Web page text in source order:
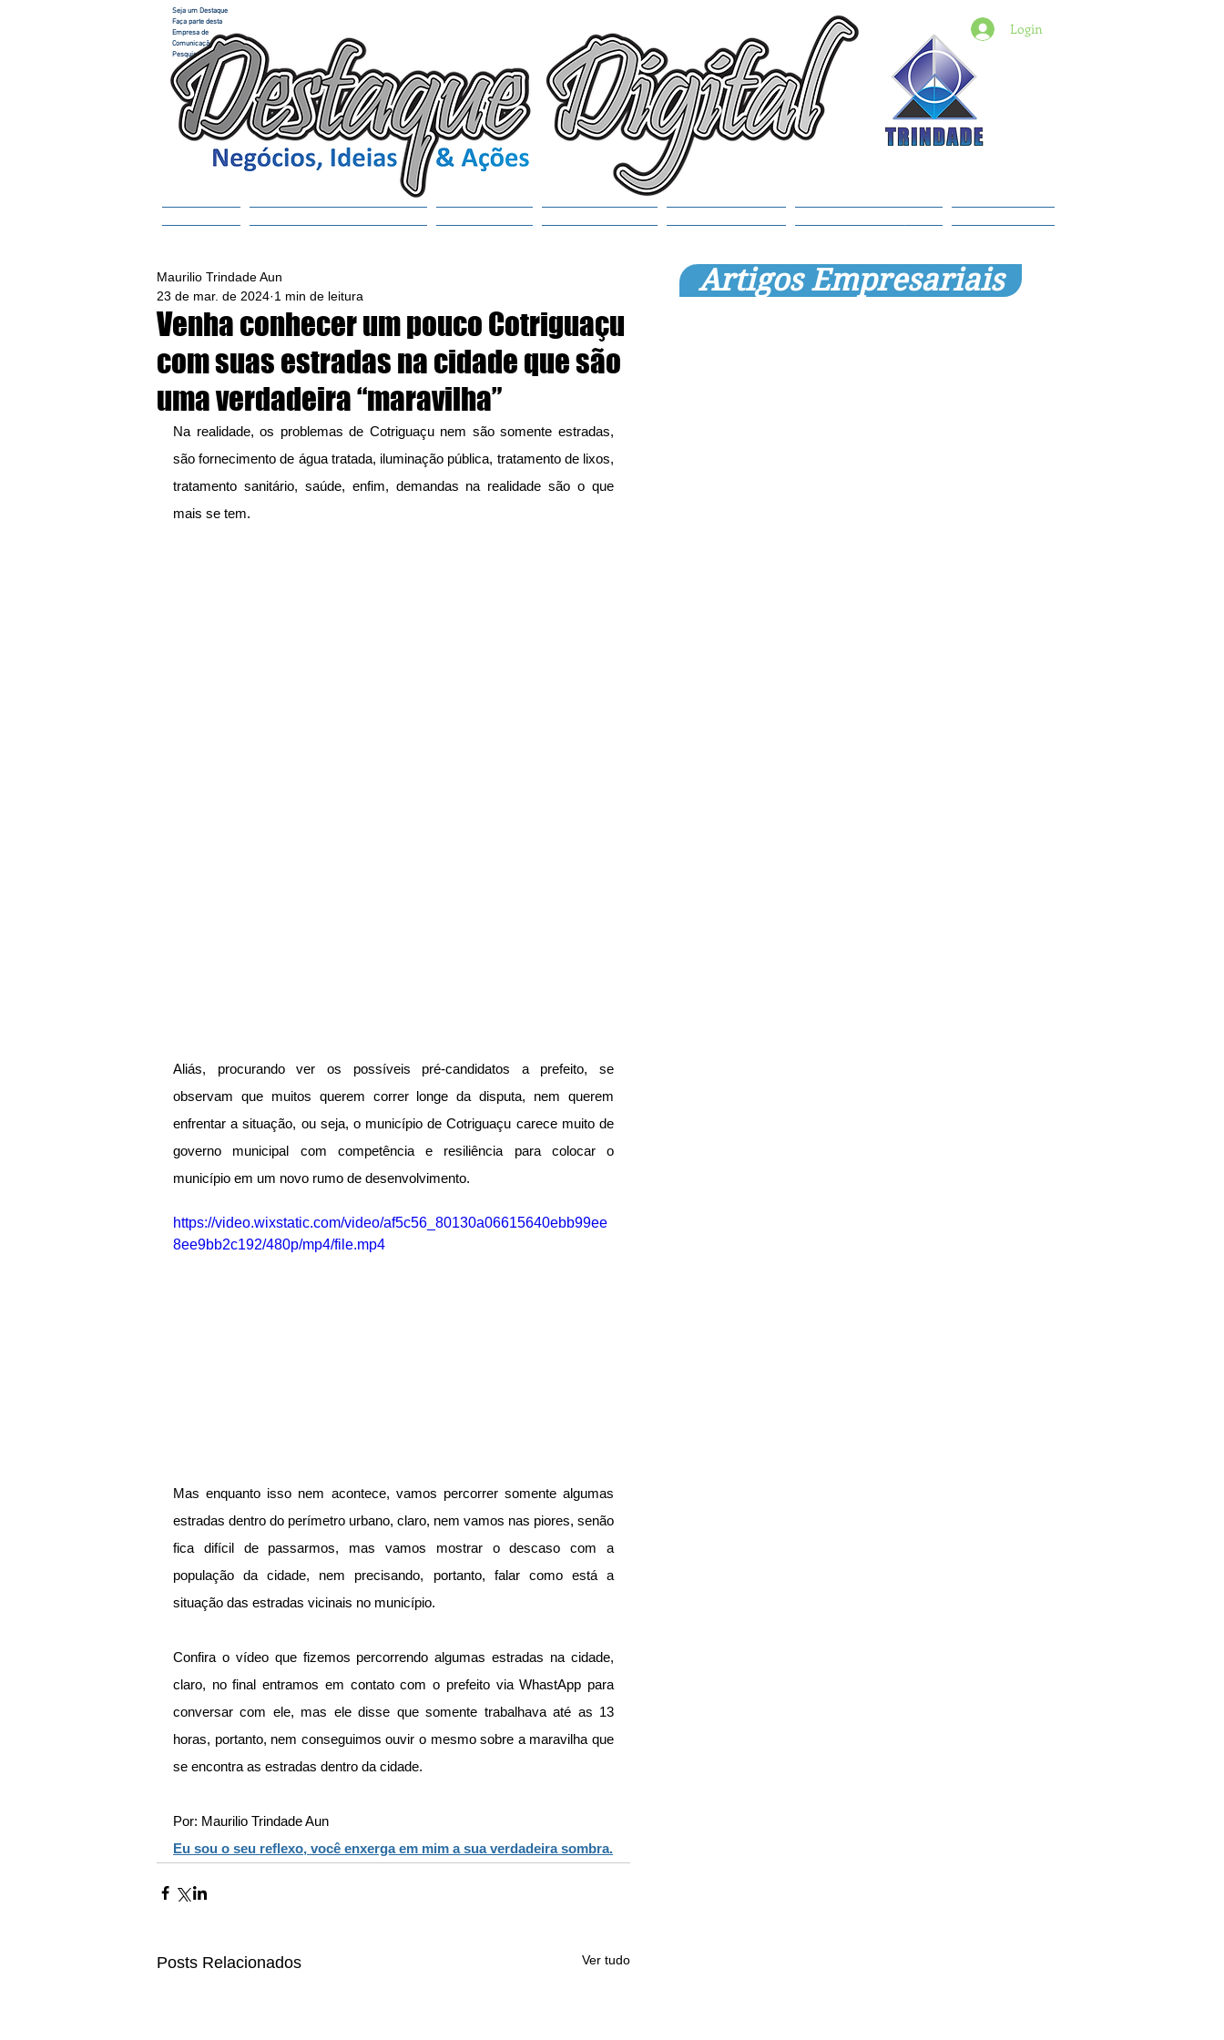
Seja um Destaque
Faça parte desta
Empresa de
Comunicação e
Pesquisa
Login
Venha conhecer um pouco Cotriguaçu
com suas estradas na cidade que são
uma verdadeira “maravilha”
Maurilio Trindade Aun
23 de mar. de 2024 1 min de leitura
Na realidade, os problemas de Cotriguaçu nem são somente estradas,
são fornecimento de água tratada, iluminação pública, tratamento de lixos,
tratamento sanitário, saúde, enfim, demandas na realidade são o que
mais se tem.
Aliás, procurando ver os possíveis pré-candidatos a prefeito, se
observam que muitos querem correr longe da disputa, nem querem
enfrentar a situação, ou seja, o município de Cotriguaçu carece muito de
governo municipal com competência e resiliência para colocar o
município em um novo rumo de desenvolvimento.
https://video.wixstatic.com/video/af5c56_80130a06615640ebb99ee
8ee9bb2c192/480p/mp4/file.mp4
Mas enquanto isso nem acontece, vamos percorrer somente algumas
estradas dentro do perímetro urbano, claro, nem vamos nas piores, senão
fica difícil de passarmos, mas vamos mostrar o descaso com a
população da cidade, nem precisando, portanto, falar como está a
situação das estradas vicinais no município.
Confira o vídeo que fizemos percorrendo algumas estradas na cidade,
claro, no final entramos em contato com o prefeito via WhastApp para
conversar com ele, mas ele disse que somente trabalhava até as 13
horas, portanto, nem conseguimos ouvir o mesmo sobre a maravilha que
se encontra as estradas dentro da cidade.
Por: Maurilio Trindade Aun
Eu sou o seu reflexo, você enxerga em mim a sua verdadeira sombra.
Posts Relacionados Ver tudo
Artigos Empresariais